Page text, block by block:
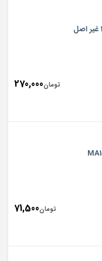
تومان270,000
تومان71,500